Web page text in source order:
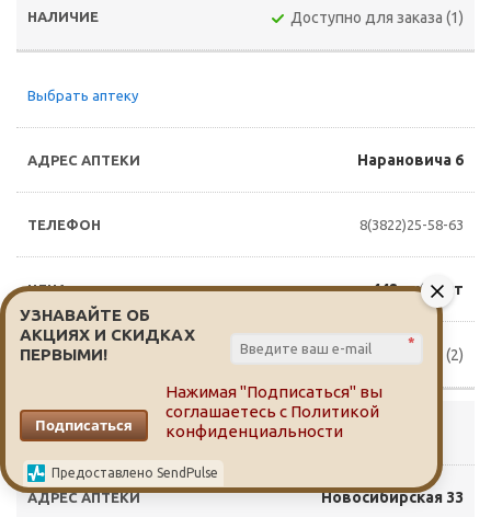
Доступно для заказа (1)
Выбрать аптеку
Нарановича 6
8(3822)25-58-63
442 руб./шт
Доступно для заказа (2)
Выбрать аптеку
Новосибирская 33
УЗНАВАЙТЕ ОБ
АКЦИЯХ И СКИДКАХ
ПЕРВЫМИ!
*
Подписаться
Нажимая "Подписаться" вы
соглашаетесь с Политикой
конфиденциальности
Предоставлено SendPulse